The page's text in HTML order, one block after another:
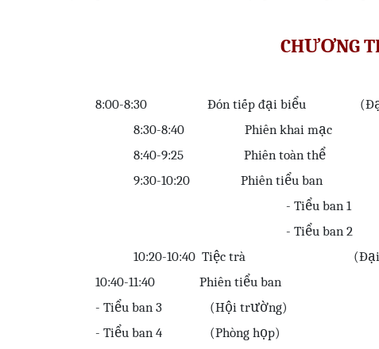
CHƯƠNG
8:00-8:30 Đón tiếp đại biểu
8:30-8:40
Phiên khai mạc
8:40-9:25
Phiên toàn thể
9:30-10:20
Phiên tiểu ban
- Tiểu ban 1
- Tiểu ban 2
10:20-10:40 Tiệc trà
10:40-11:40
Phiên tiểu ban
- Tiểu ban 3
(Hội trường)
- Tiểu ban 4
(Phòng họp)